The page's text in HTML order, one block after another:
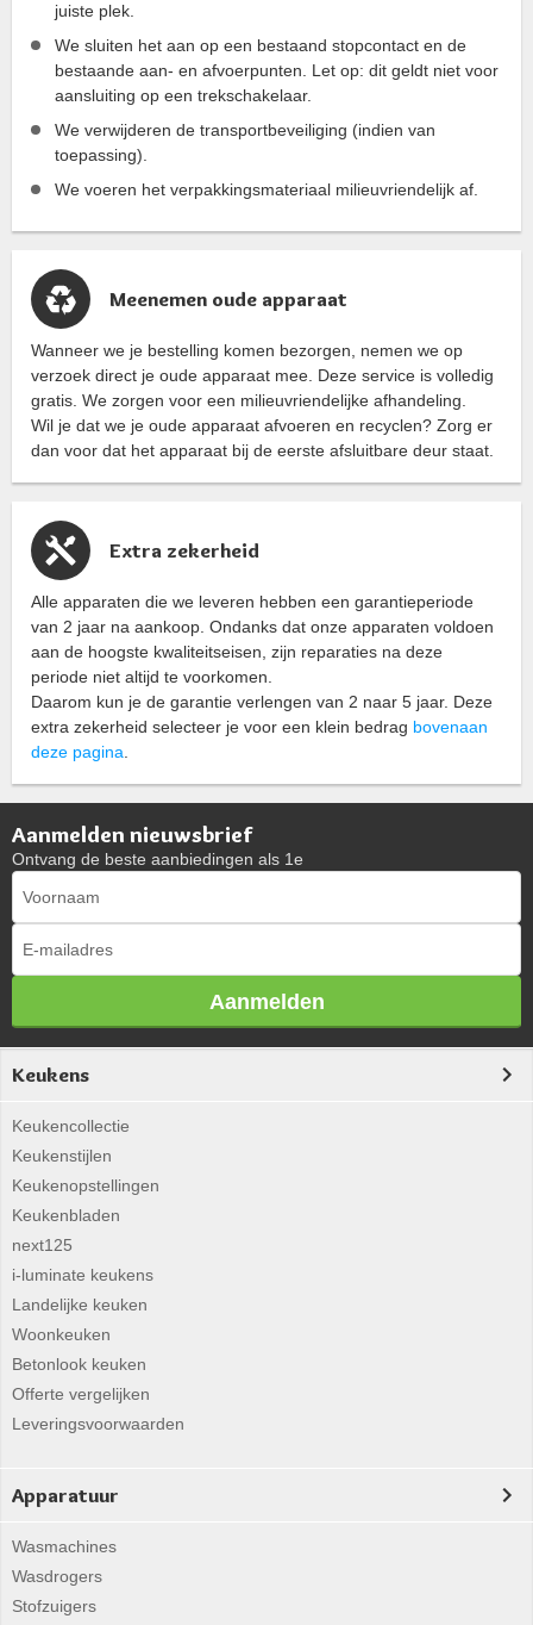
juiste plek.
We sluiten het aan op een bestaand stopcontact en de
bestaande aan- en afvoerpunten. Let op: dit geldt niet voor
aansluiting op een trekschakelaar.
We verwijderen de transportbeveiliging (indien van
toepassing).
We voeren het verpakkingsmateriaal milieuvriendelijk af.
Meenemen oude apparaat
Wanneer we je bestelling komen bezorgen, nemen we op
verzoek direct je oude apparaat mee. Deze service is volledig
gratis. We zorgen voor een milieuvriendelijke afhandeling.
Wil je dat we je oude apparaat afvoeren en recyclen? Zorg er
dan voor dat het apparaat bij de eerste afsluitbare deur staat.
Extra zekerheid
Alle apparaten die we leveren hebben een garantieperiode
van 2 jaar na aankoop. Ondanks dat onze apparaten voldoen
aan de hoogste kwaliteitseisen, zijn reparaties na deze
periode niet altijd te voorkomen.
Daarom kun je de garantie verlengen van 2 naar 5 jaar. Deze
extra zekerheid selecteer je voor een klein bedrag bovenaan
deze pagina
Aanmelden nieuwsbrief
Ontvang de beste aanbiedingen als 1e
Aanmelden
Keukens
Keukencollectie
Keukenstijlen
Keukenopstellingen
Keukenbladen
next125
i-luminate keukens
Landelijke keuken
Woonkeuken
Betonlook keuken
Offerte vergelijken
Leveringsvoorwaarden
Apparatuur
Wasmachines
Wasdrogers
Stofzuigers